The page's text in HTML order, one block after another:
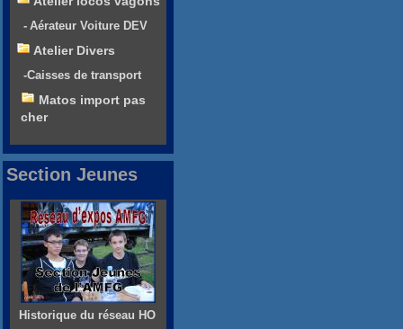
- Aérateur Voiture DEV
Atelier Divers
-Caisses de transport
Matos import pas
cher
Section Jeunes
Historique du réseau HO